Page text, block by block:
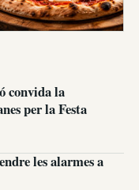
convida la
per la Festa
les alarmes a